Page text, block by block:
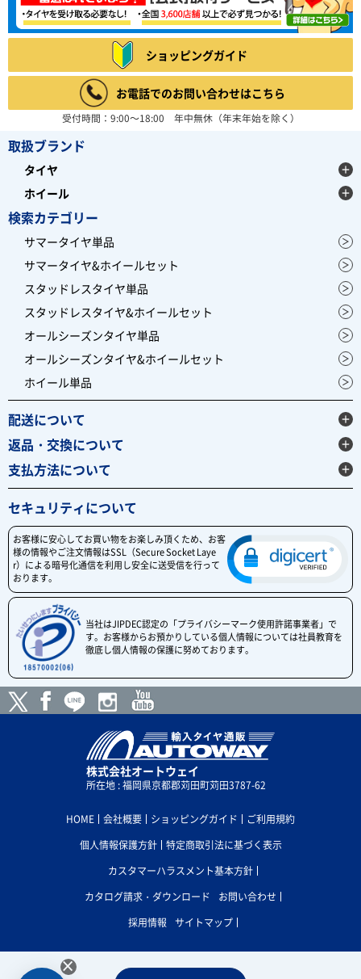
ショッピングガイド
お電話でのお問い合わせはこちら
受付時間：9:00～18:00 年中無休（年末年始を除く）
取扱ブランド
タイヤ
ホイール
検索カテゴリー
サマータイヤ単品
サマータイヤ&ホイールセット
スタッドレスタイヤ単品
スタッドレスタイヤ&ホイールセット
オールシーズンタイヤ単品
オールシーズンタイヤ&ホイールセット
ホイール単品
配送について
返品・交換について
支払方法について
セキュリティについて
お客様に安心してお買い物をお楽しみ頂くため、お客
様の情報やご注文情報はSSL（Secure Socket Laye
r）による暗号化通信を利用し安全に送受信を行って
おります。
当社はJIPDEC認定の「プライバシーマーク使用許諾事業者」で
す。お客様からお預かりしている個人情報については社員教育を
徹底し個人情報の保護に努めております。
株式会社オートウェイ
所在地 : 福岡県京都郡苅田町苅田3787-62
HOME 会社概要 ショッピングガイド
ご利用規約
個人情報保護方針
特定商取引法に基づく表示
カスタマーハラスメント基本方針
カタログ請求・ダウンロード
お問い合わせ
採用情報
サイトマップ
×